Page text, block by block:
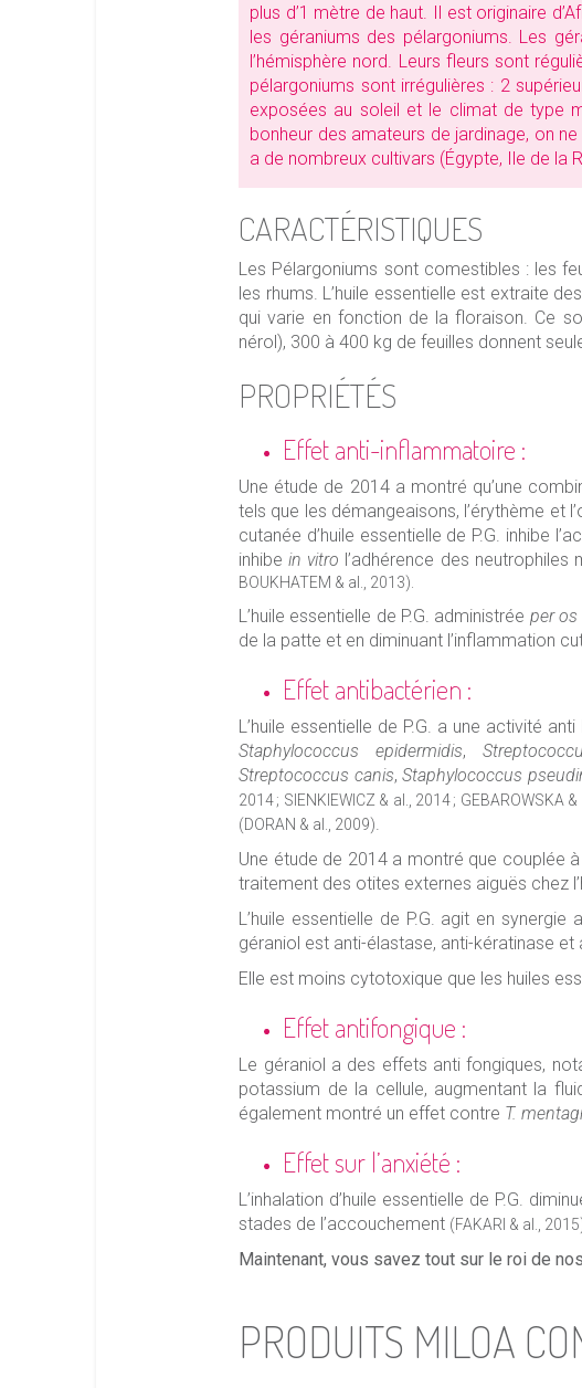
plus d’1 mètre de haut. Il est originaire
les géraniums des pélargoniums. Les
l’hémisphère nord. Leurs fleurs sont
pélargoniums sont irrégulières : 2
exposées au soleil et le climat de type
bonheur des amateurs de jardinage, on
a de nombreux cultivars (Égypte, Ile de la
CARACTÉRISTIQUES
Les Pélargoniums sont comestibles : les
les rhums. L’huile essentielle est extraite
qui varie en fonction de la floraison. Ce
nérol), 300 à 400 kg de feuilles donnent
PROPRIÉTÉS
Effet anti-inflammatoire :
Une étude de 2014 a montré qu’une
tels que les démangeaisons, l’érythème et
cutanée d’huile essentielle de P.G. inhibe
inhibein vitro l’adhérence des
BOUKHATEM & al., 2013).
L’huile essentielle de P.G. administrée per os
de la patte et en diminuant l’inflammation
Effet antibactérien :
L’huile essentielle de P.G. a une activité
Staphylococcus epidermidis,
Streptococcus canis,Staphylococcus
2014 ; SIENKIEWICZ & al., 2014 ; GEBAROWSKA
(DORAN & al., 2009)
Une étude de 2014 a montré que couplée
traitement des otites externes aiguës chez
L’huile essentielle de P.G. agit en
géraniol est anti-élastase, anti-kératinase
Elle est moins cytotoxique que les huiles
Effet antifongique :
Le géraniol a des effets anti fongiques,
potassium de la cellule, augmentant la
également montré un effet contre T.
Effet sur l’anxiété :
L’inhalation d’huile essentielle de P.G.
stades de l’accouchement (FAKARI & al.,
Maintenant, vous savez tout sur le roi de
PRODUITS MILOA